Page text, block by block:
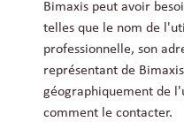
Bimaxis peut avoir
telles que le nom de
professionnelle, son
représentant de
géographiquement de
comment le contacter.